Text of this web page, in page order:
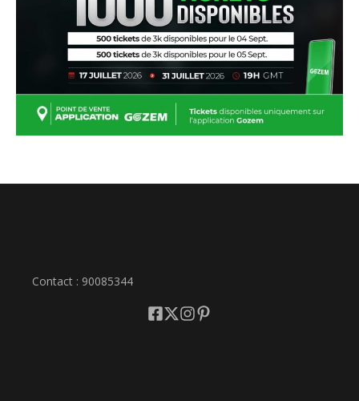
Contact : 90085344